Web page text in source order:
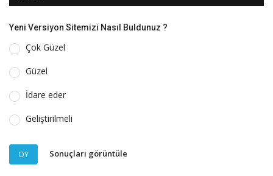
Yeni Versiyon Sitemizi Nasıl Buldunuz ?
Çok Güzel
Güzel
İdare eder
Geliştirilmeli
OY Sonuçları görüntüle